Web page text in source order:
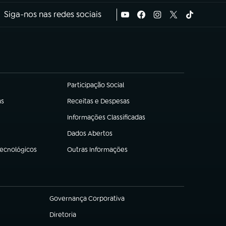
Siga-nos nas redes sociais
Participação Social
(abre em nova aba)
Receitas e Despesas
(abre em nova aba)
Informações Classificadas
(abre em nova aba)
Dados Abertos
(abre em nova aba)
Outras Informações
(abre em nova aba)
Governança Corporativa
(abre em nova aba)
Diretoria
(abre em nova aba)